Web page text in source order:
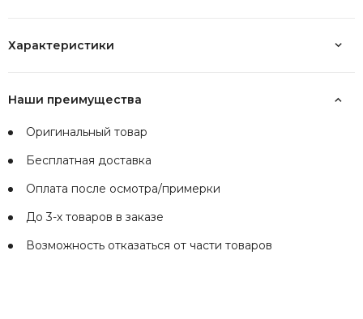
Характеристики
Наши преимущества
Оригинальный товар
Бесплатная доставка
Оплата после осмотра/примерки
До 3-х товаров в заказе
Возможность отказаться от части товаров